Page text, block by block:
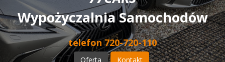
Wypożyczalnia Samochodów
telefon 720-720-110